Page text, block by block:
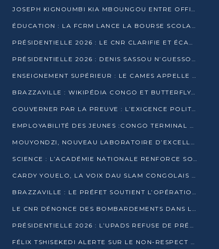
JOSEPH KIGNOUMBI KIA MBOUNGOU ENTRE OFFICIELLEMENT EN COURSE POUR LA PRÉSIDENTIELLE
ÉDUCATION : LA FCRM LANCE LA BOURSE SCOLAIRE FRANCINE-NTOUMI POUR PROMOUVOIR LES FILIÈRES SCIENTIFIQUES
PRÉSIDENTIELLE 2026 : LE CNR CLARIFIE ET ÉCARTE LA CANDIDATURE DU PASTEUR NTUMI
PRÉSIDENTIELLE 2026 : DENIS SASSOU N’GUESSO ANNONCE OFFICIELLEMENT SA CANDIDATURE
ENSEIGNEMENT SUPÉRIEUR : LE CAMES APPELLE À UNE UNIVERSITÉ AFRICAINE AXÉE SUR L’EMPLOYABILITÉ
BRAZZAVILLE : WIKIPÉDIA CONGO ET BUTTERFLY SCELLENT UN PARTENARIAT POUR STRUCTURER LE BÉNÉVOLAT NUMÉRIQUE
GOUVERNER PAR LA PREUVE : L’EXIGENCE POLITIQUE DU XXIᵉ SIÈCLE
EMPLOYABILITÉ DES JEUNES :CONGO TERMINAL S’ALLIE À L’ESCIC POUR RAPPROCHER L’ÉCOLE DU TERRAIN
MOUYONDZI, NOUVEAU LABORATOIRE D’EXCELLENCE PÉDAGOGIQUE AVEC L’ENFICE
SCIENCE : L’ACADÉMIE NATIONALE RENFORCE SON ÉQUIPE ET TRACE SA FEUILLE DE ROUTE 2026
CARDY YOUELO, LA VOIX DAU SLAM CONGOLAIS QUI INTERPELLE LE MONDE
BRAZZAVILLE : LE PRÉFET SOUTIENT L’OPÉRATION « ZÉRO KULUNA » ET APPELLE À LA VIGILANCE CITOYENNE
LE CNR DÉNONCE DES BOMBARDEMENTS DANS LE POOL ET ACCUSE LE GOUVERNEMENT
PRÉSIDENTIELLE 2026 : L’UPADS REFUSE DE PRÉSENTER UN CANDIDAT ET DÉNONCE UN PROCESSUS NON CRÉDIBLE
FÉLIX TSHISEKEDI ALERTE SUR LE NON-RESPECT DES ENGAGEMENTS DE PAIX APRÈS SA RENCONTRE AVEC D. SASSOU-NGUESSO